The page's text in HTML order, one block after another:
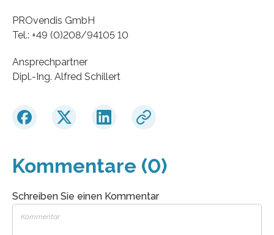
PROvendis GmbH
Tel.: +49 (0)208/94105 10
Ansprechpartner
Dipl.-Ing. Alfred Schillert
Kommentare (0)
Schreiben Sie einen Kommentar